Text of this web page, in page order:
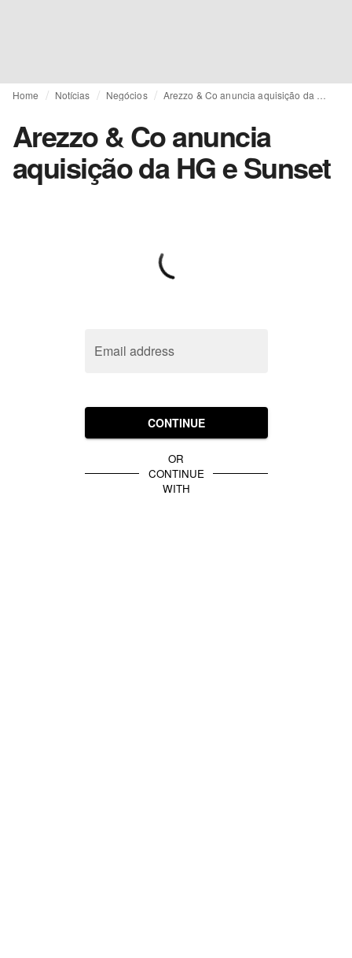
Home Notícias Negócios
Arezzo & Co anuncia
aquisição da HG e Sunset
Email address
CONTINUE
OR
CONTINUE
WITH